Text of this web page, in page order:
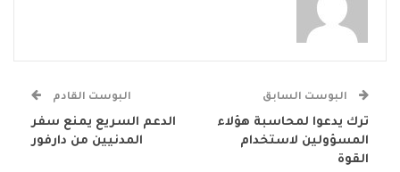
البوست السابق
ترك يدعوا لمحاسبة هؤلاء
المسؤولين لاستخدام
القوة
البوست القادم
الدعم السريع يمنع سفر
المدنيين من دارفور